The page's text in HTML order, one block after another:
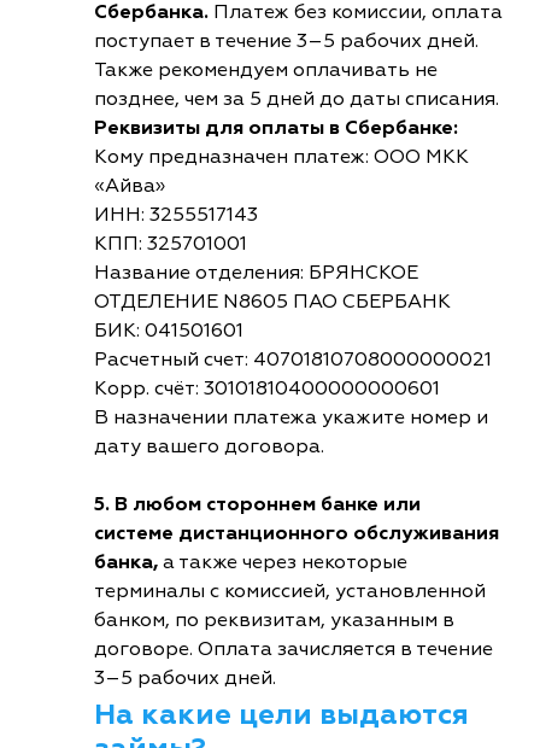
Сбербанка. Платеж без комиссии, оплата
поступает в течение 3–5 рабочих дней.
Также рекомендуем оплачивать не
позднее, чем за 5 дней до даты списания.
Реквизиты для оплаты в Сбербанке:
Кому предназначен платеж: ООО МКК
«Айва»
ИНН: 3255517143
КПП: 325701001
Название отделения: БРЯНСКОЕ
ОТДЕЛЕНИЕ N8605 ПАО СБЕРБАНК
БИК: 041501601
Расчетный счет: 40701810708000000021
Корр. счёт: 30101810400000000601
В назначении платежа укажите номер и
дату вашего договора.
5. В любом стороннем банке или
системе дистанционного обслуживания
банка, а также через некоторые
терминалы с комиссией, установленной
банком, по реквизитам, указанным в
договоре. Оплата зачисляется в течение
3–5 рабочих дней.
На какие цели выдаются